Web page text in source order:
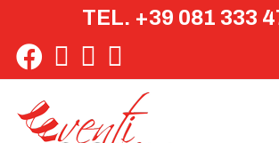
TEL. +39 081 333